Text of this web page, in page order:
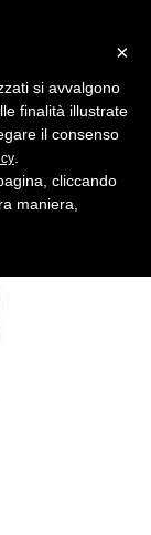
×
si avvalgono
finalità illustrate
il consenso
cliccando
maniera,